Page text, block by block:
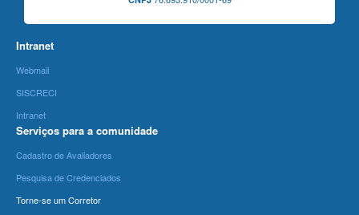
Intranet
Webmail
SISCRECI
Intranet
Serviços para a comunidade
Cadastro de Avaliadores
Pesquisa de Credenciados
Torne-se um Corretor